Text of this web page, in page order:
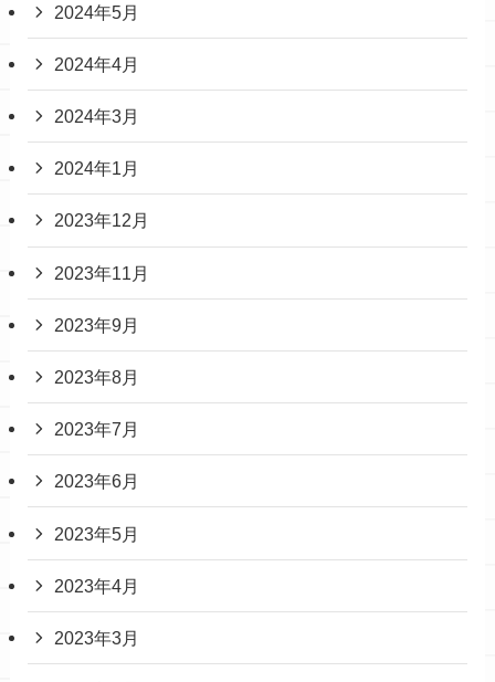
2024年5月
2024年4月
2024年3月
2024年1月
2023年12月
2023年11月
2023年9月
2023年8月
2023年7月
2023年6月
2023年5月
2023年4月
2023年3月